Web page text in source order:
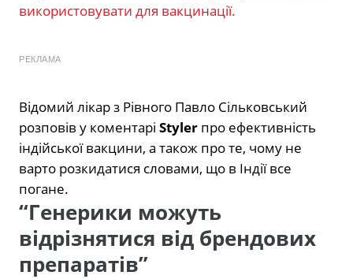
використовувати для вакцинації.
РЕКЛАМА
Відомий лікар з Рівного Павло Сільковський
розповів у коментарі Styler про ефективність
індійської вакцини, а також про те, чому не
варто розкидатися словами, що в Індії все
погане.
“Генерики можуть
відрізнятися від брендових
препаратів”